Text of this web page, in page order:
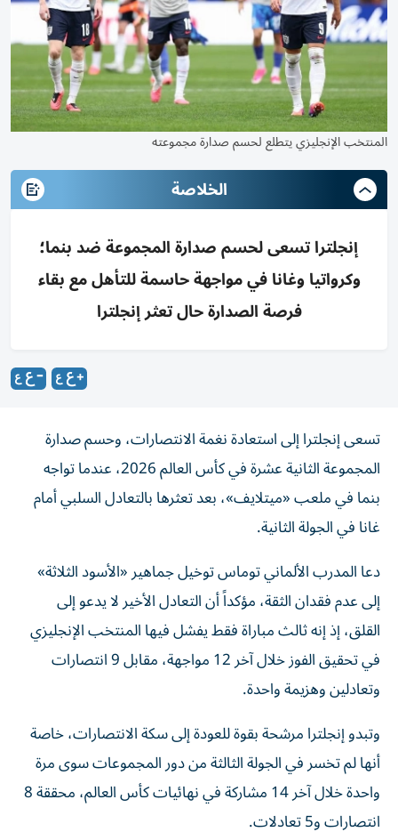
المنتخب الإنجليزي يتطلع لحسم صدارة مجموعته
الخلاصة
إنجلترا تسعى لحسم صدارة المجموعة ضد بنما؛
وكرواتيا وغانا في مواجهة حاسمة للتأهل مع بقاء
فرصة الصدارة حال تعثر إنجلترا
تسعى إنجلترا إلى استعادة نغمة الانتصارات، وحسم صدارة
المجموعة الثانية عشرة في كأس العالم 2026، عندما تواجه
بنما في ملعب «ميتلايف»، بعد تعثرها بالتعادل السلبي أمام
غانا في الجولة الثانية.
دعا المدرب الألماني توماس توخيل جماهير «الأسود الثلاثة»
إلى عدم فقدان الثقة، مؤكداً أن التعادل الأخير لا يدعو إلى
القلق، إذ إنه ثالث مباراة فقط يفشل فيها المنتخب الإنجليزي
في تحقيق الفوز خلال آخر 12 مواجهة، مقابل 9 انتصارات
وتعادلين وهزيمة واحدة.
وتبدو إنجلترا مرشحة بقوة للعودة إلى سكة الانتصارات، خاصة
أنها لم تخسر في الجولة الثالثة من دور المجموعات سوى مرة
واحدة خلال آخر 14 مشاركة في نهائيات كأس العالم، محققة 8
انتصارات و5 تعادلات.